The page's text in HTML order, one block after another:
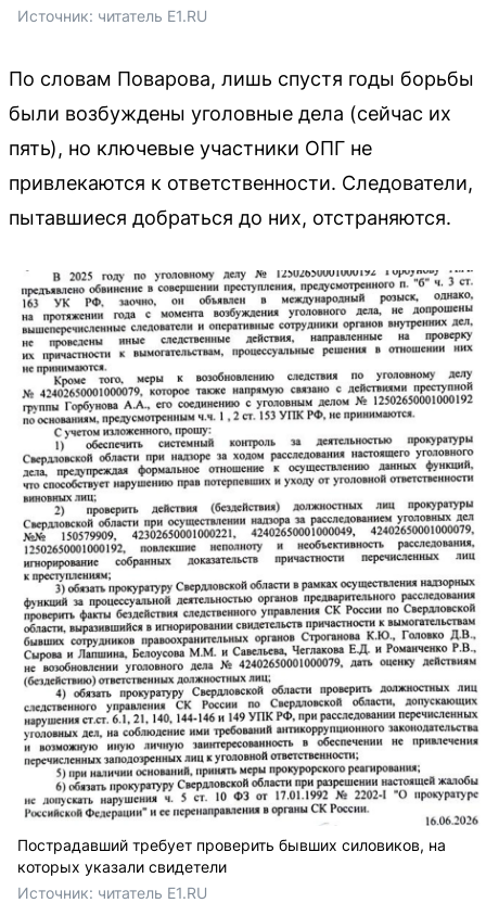
Источник: читатель E1.RU
По словам Поварова, лишь спустя годы борьбы
были возбуждены уголовные дела (сейчас их
пять), но ключевые участники ОПГ не
привлекаются к ответственности. Следователи,
пытавшиеся добраться до них, отстраняются.
Пострадавший требует проверить бывших силовиков, на
которых указали свидетели
Источник: читатель E1.RU